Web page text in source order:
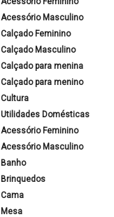
Acessório Masculino
Calçado Feminino
Calçado Masculino
Calçado para menina
Calçado para menino
Cultura
Utilidades Domésticas
Acessório Feminino
Acessório Masculino
Banho
Brinquedos
Cama
Mesa